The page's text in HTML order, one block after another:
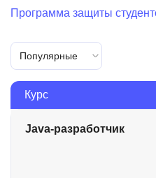
Программа защиты
Популярные
Курс
Java-разработчик
Менеджмент
Иностранные языки
Soft Skills
ДПО
Детям